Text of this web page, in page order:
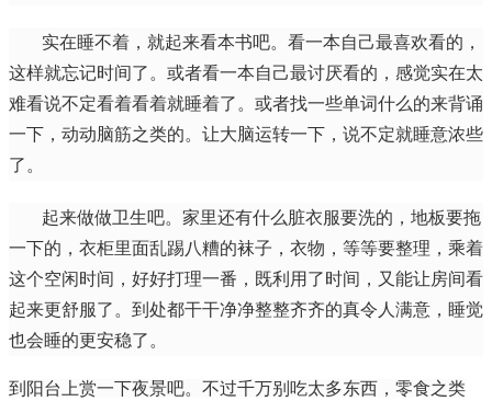
实在睡不着，就起来看本书吧。看一本自己最喜欢看的，
这样就忘记时间了。或者看一本自己最讨厌看的，感觉实在太
难看说不定看着看着就睡着了。或者找一些单词什么的来背诵
一下，动动脑筋之类的。让大脑运转一下，说不定就睡意浓些
了。
起来做做卫生吧。家里还有什么脏衣服要洗的，地板要拖
一下的，衣柜里面乱踢八糟的袜子，衣物，等等要整理，乘着
这个空闲时间，好好打理一番，既利用了时间，又能让房间看
起来更舒服了。到处都干干净净整整齐齐的真令人满意，睡觉
也会睡的更安稳了。
到阳台上赏一下夜景吧。不过千万别吃太多东西，零食之类